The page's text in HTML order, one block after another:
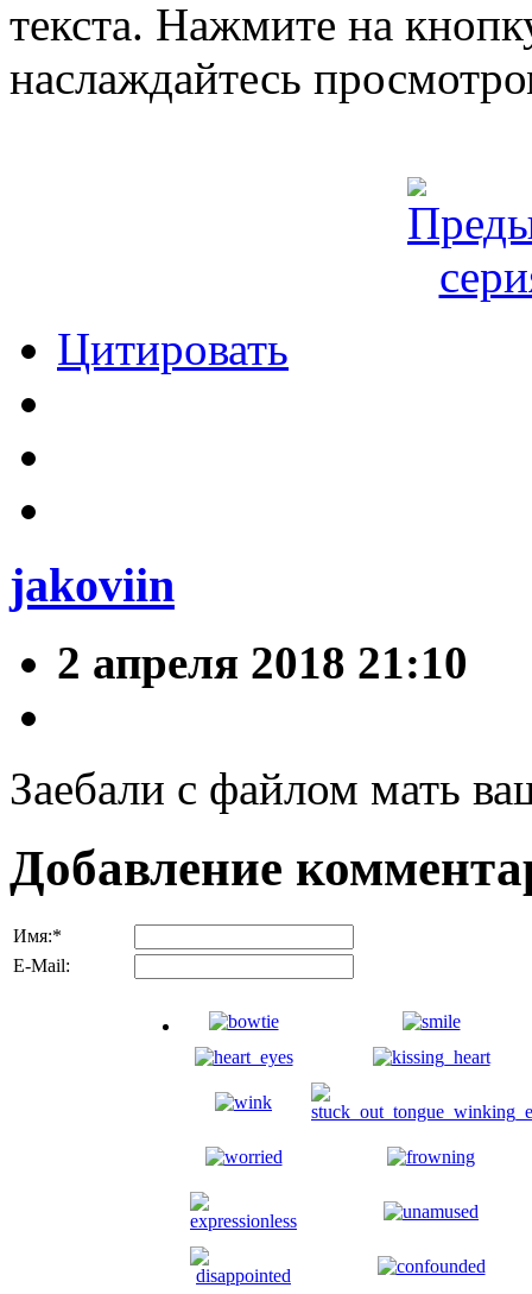
текста. Нажмите на
наслаждайтесь
Цитировать
jakoviin
2 апреля 2018 21:10
Заебали с файлом мать
Добавление
Имя:*
E-Mail: